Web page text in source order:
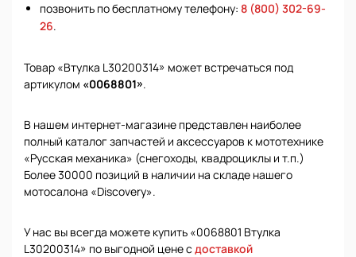
позвонить по бесплатному телефону: 8 (800) 302-69-
26.
Товар «Втулка L30200314» может встречаться под
артикулом «0068801».
В нашем интернет-магазине представлен наиболее
полный каталог запчастей и аксессуаров к мототехнике
«Русская механика» (снегоходы, квадроциклы и т.п.)
Более 30000 позиций в наличии на складе нашего
мотосалона «Discovery».
У нас вы всегда можете купить «0068801 Втулка
L30200314» по выгодной цене с доставкой